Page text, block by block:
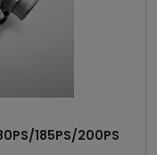
185PS/200PS